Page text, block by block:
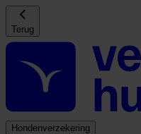
Terug
Hondenverzekering